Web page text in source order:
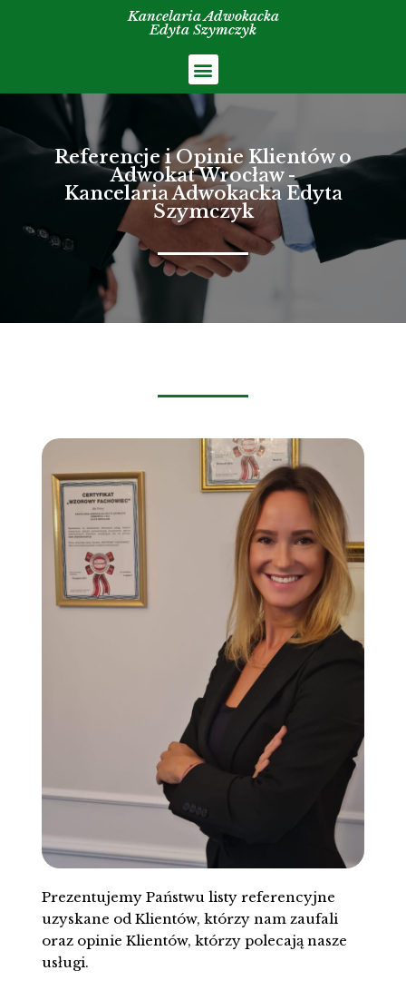
Kancelaria Adwokacka
Edyta Szymczyk
Referencje i Opinie Klientów o
Adwokat Wrocław -
Kancelaria Adwokacka Edyta
Szymczyk
Prezentujemy Państwu listy referencyjne
uzyskane od Klientów, którzy nam zaufali
oraz opinie Klientów, którzy polecają nasze
usługi.